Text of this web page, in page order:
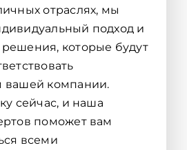
отраслях, мы
подход и
которые будут
вашей компании.
сейчас, и наша
поможет вам
всеми